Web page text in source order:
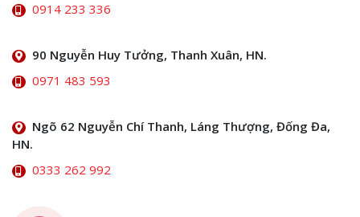
0914 233 336
90 Nguyễn Huy Tưởng, Thanh Xuân, HN.
0971 483 593
Ngõ 62 Nguyễn Chí Thanh, Láng Thượng, Đống Đa,
HN.
0333 262 992